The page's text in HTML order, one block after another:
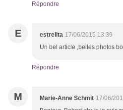
Répondre
E estrelita 17/06/2015 13:39
Un bel article ,belles photos
Répondre
M Marie-Anne Schmit 17/06/